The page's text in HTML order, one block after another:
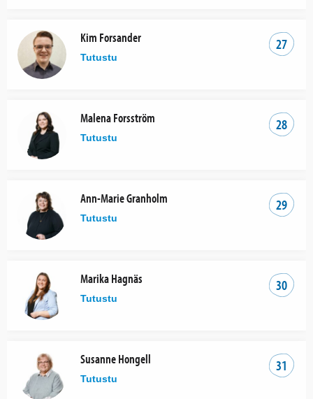
27
Kim Forsander
Tutustu
28
Malena Forsström
Tutustu
29
Ann-Marie Granholm
Tutustu
30
Marika Hagnäs
Tutustu
31
Susanne Hongell
Tutustu